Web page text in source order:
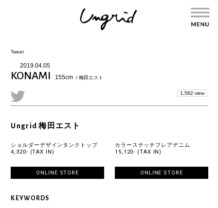
Tweet
2019.04.05
KONAMI 155cm / 梅田エスト
1,582 view
Ungrid 梅田エスト
ショルダーデザインタンクトップ
4,320- (TAX IN)
ONLINE STORE
カラーステッチフレアデニム
15,120- (TAX IN)
ONLINE STORE
KEYWORDS